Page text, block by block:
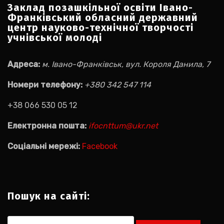
Заклад позашкільної освіти Івано-
Франківський обласний державний
центр науково-технічної творчості
учнівської молоді
Адреса: м. Івано-Франківськ, вул. Короля Данила, 7
Номери телефону: +380 342 547 114
+38 066 530 05 12
Електронна пошта: ifocnttum@ukr.net
Соціальні мережі: Facebook
Пошук на сайті: